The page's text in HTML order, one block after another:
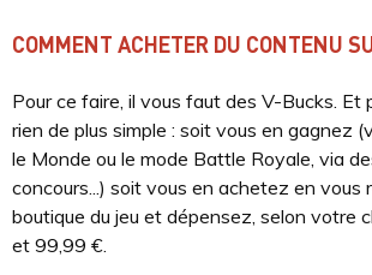
COMMENT ACHETER DU CONTENU
Pour ce faire, il vous faut des V-Bucks. Et
rien de plus simple : soit vous en gagnez
le Monde ou le mode Battle Royale, via
concours...) soit vous en achetez en vous
boutique du jeu et dépensez, selon votre
et 99,99 €.